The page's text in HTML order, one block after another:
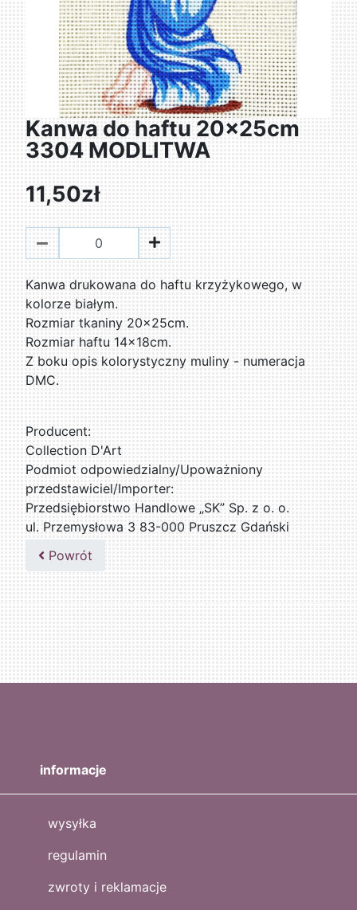
Kanwa do haftu 20x25cm
3304 MODLITWA
11,50zł
Kanwa drukowana do haftu krzyżykowego, w
kolorze białym.
Rozmiar tkaniny 20x25cm.
Rozmiar haftu 14x18cm.
Z boku opis kolorystyczny muliny - numeracja
DMC.
Producent:
Collection D'Art
Podmiot odpowiedzialny/Upoważniony
przedstawiciel/Importer:
Przedsiębiorstwo Handlowe „SK” Sp. z o. o.
ul. Przemysłowa 3 83-000 Pruszcz Gdański
509076255
Powrót
informacje
wysyłka
regulamin
zwroty i reklamacje